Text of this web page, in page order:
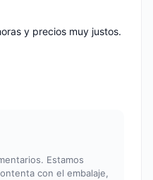
y precios muy justos.
Estamos
con el embalaje,